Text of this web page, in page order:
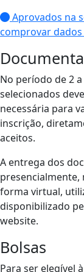
Aprovados na
comprovar dados
No período de 2
selecionados
necessária para
inscrição,
aceitos.
A entrega dos
presencialmente,
forma virtual,
disponibilizado
website.
Bolsas
Para ser elegível